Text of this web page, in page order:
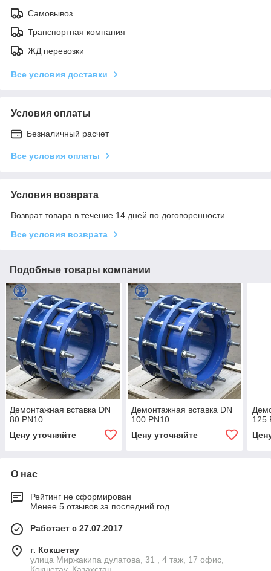
Самовывоз
Транспортная компания
ЖД перевозки
Все условия доставки
Условия оплаты
Безналичный расчет
Все условия оплаты
Условия возврата
Возврат товара в течение 14 дней по договоренности
Все условия возврата
Подобные товары компании
Демонтажная вставка DN
80 PN10
Цену уточняйте
Демонтажная вставка DN
100 PN10
Цену уточняйте
125
О нас
Рейтинг не сформирован
Менее 5 отзывов за последний год
Работает с 27.07.2017
г. Кокшетау
улица Миржакипа дулатова, 31 , 4 таж, 17 офис,